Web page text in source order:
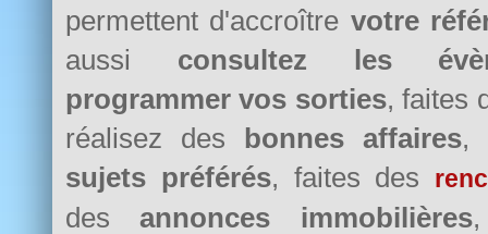
permettent d'accroître votre
aussi consultez les
programmer vos sorties, faites
réalisez des
bonnes affaires,
sujets préférés, faites des
desannonces immobilières